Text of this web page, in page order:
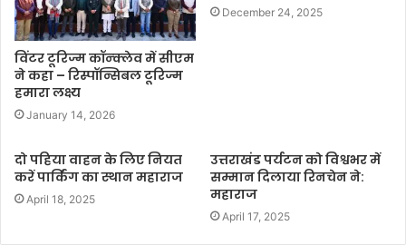
विंटर टूरिज्म कॉन्क्लेव में सीएम
ने कहा – रिस्पॉन्सिबल टूरिज्म
हमारा लक्ष्य
January 14, 2026
December 24, 2025
दो पहिया वाहन के लिए नियत
करें पार्किंग का स्थान महाराज
April 18, 2025
उत्तराखंड पर्यटन को विश्वभर में
सम्मान दिलाया रिनचेन ने:
महाराज
April 17, 2025